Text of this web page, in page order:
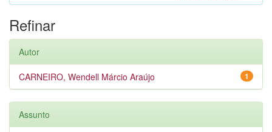
Refinar
Autor
1
CARNEIRO, Wendell Márcio Araújo
Assunto